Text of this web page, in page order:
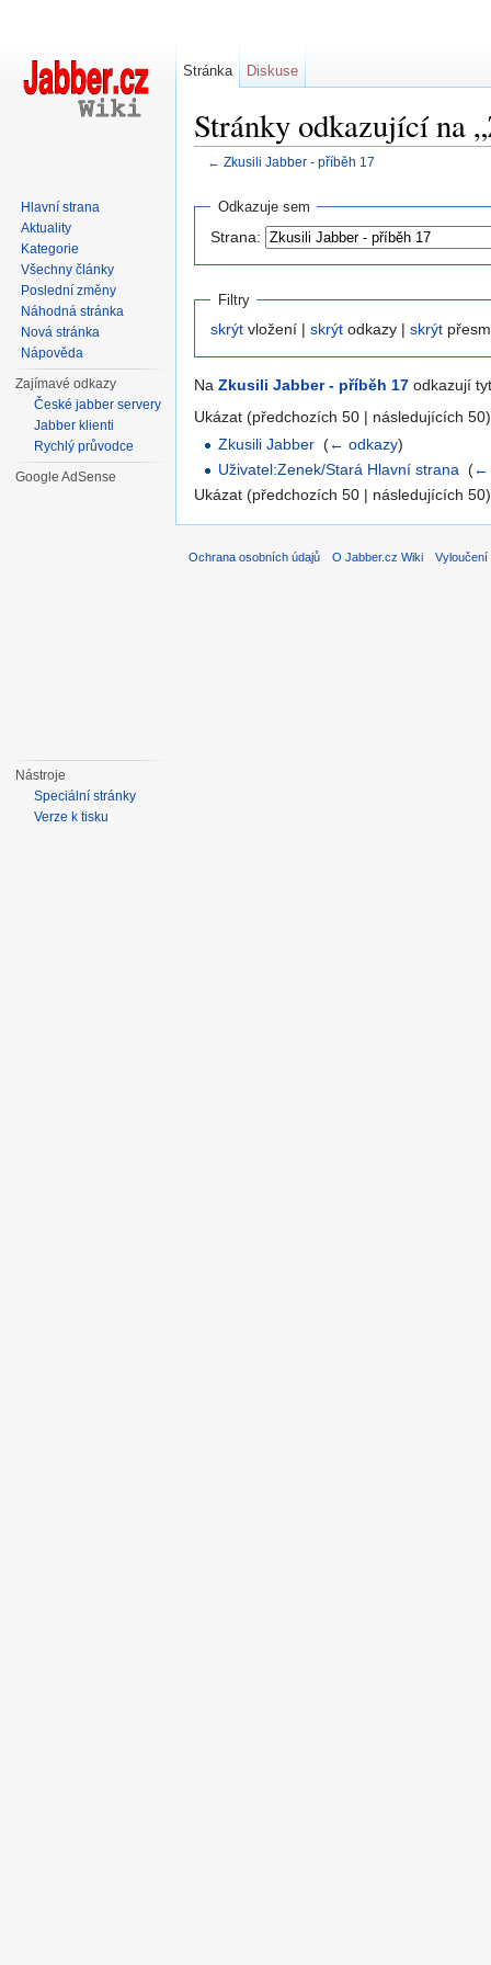
Stránky odkazující na
← Zkusili Jabber - příběh 17
Odkazuje sem
Strana:
Filtry
skrýt vložení | skrýt odkazy | skrýt
Na Zkusili Jabber - příběh 17 odkazují
Ukázat (předchozích 50 | následujících
Zkusili Jabber (← odkazy)
Uživatel:Zenek/Stará Hlavní strana
(←
Ukázat (předchozích 50 | následujících
Stránka Diskuse
Hlavní strana
Aktuality
Kategorie
Všechny články
Poslední změny
Náhodná stránka
Nová stránka
Nápověda
Zajímavé odkazy
České jabber servery
Jabber klienti
Rychlý průvodce
Google AdSense
Nástroje
Speciální stránky
Verze k tisku
Ochrana osobních údajů O Jabber.cz Wiki Vyloučení